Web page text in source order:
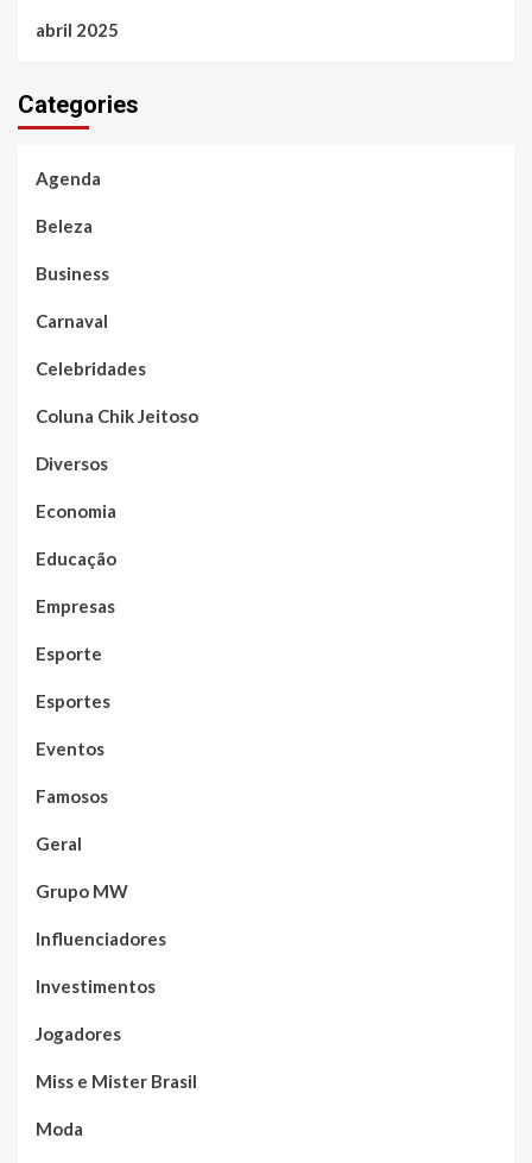
abril 2025
Categories
Agenda
Beleza
Business
Carnaval
Celebridades
Coluna Chik Jeitoso
Diversos
Economia
Educação
Empresas
Esporte
Esportes
Eventos
Famosos
Geral
Grupo MW
Influenciadores
Investimentos
Jogadores
Miss e Mister Brasil
Moda